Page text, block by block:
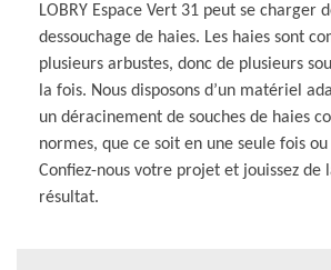
LOBRY Espace Vert 31 peut se charger
dessouchage de haies. Les haies sont
plusieurs arbustes, donc de plusieurs
la fois. Nous disposons d’un matériel
un déracinement de souches de haies
normes, que ce soit en une seule fois
Confiez-nous votre projet et jouissez de
résultat.